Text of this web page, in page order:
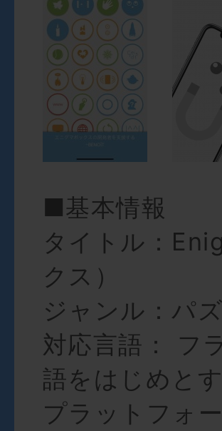
■基本情報
タイトル：
クス）
ジャンル：パ
対応言語： フ
語をはじめと
プラットフォ